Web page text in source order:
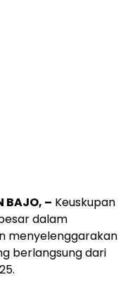
BAJO, – Keuskupan
dalam
menyelenggarakan
berlangsung dari